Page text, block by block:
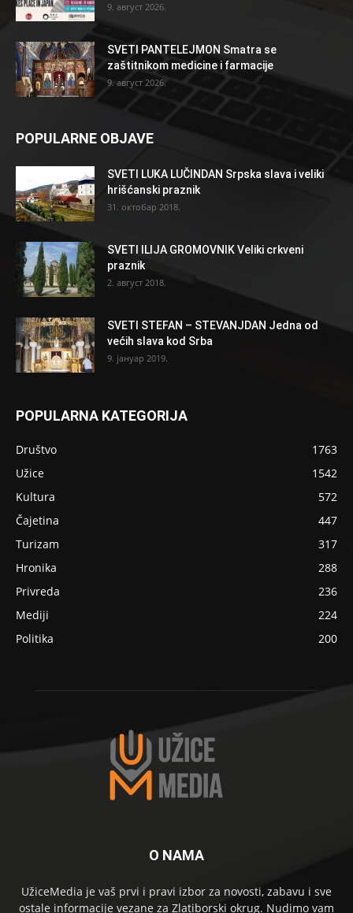
9. август 2026.
SVETI PANTELEJMON Smatra se
zaštitnikom medicine i farmacije
9. август 2026.
POPULARNE OBJAVE
SVETI LUKA LUČINDAN Srpska slava i veliki
hrišćanski praznik
31. октобар 2018.
SVETI ILIJA GROMOVNIK Veliki crkveni
praznik
2. август 2018.
SVETI STEFAN – STEVANJDAN Jedna od
većih slava kod Srba
9. јануар 2019.
POPULARNA KATEGORIJA
Društvo
1763
Užice
1542
Kultura
572
Čajetina
447
Turizam
317
Hronika
288
Privreda
236
Mediji
224
Politika
200
O NAMA
UžiceMedia je vaš prvi i pravi izbor za novosti, zabavu i sve
ostale informacije vezane za Zlatiborski okrug. Nudimo vam